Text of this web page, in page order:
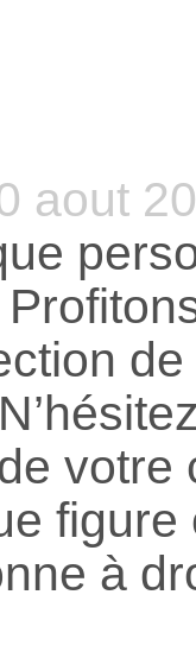
aout
votre
à